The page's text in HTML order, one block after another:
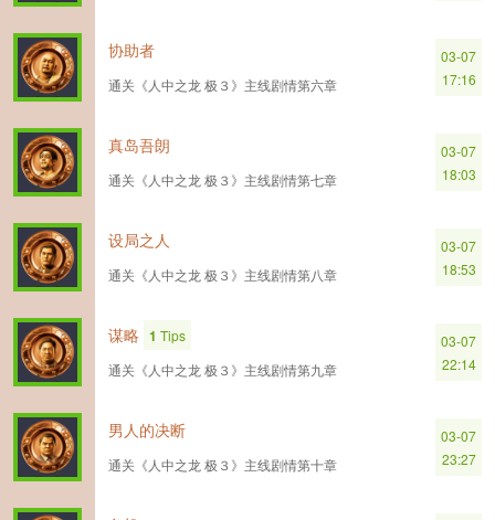
协助者
通关《人中之龙 极３》主线剧情第六章
03-07
17:16
真岛吾朗
通关《人中之龙 极３》主线剧情第七章
03-07
18:03
设局之人
通关《人中之龙 极３》主线剧情第八章
03-07
18:53
谋略 1 Tips
通关《人中之龙 极３》主线剧情第九章
03-07
22:14
男人的决断
通关《人中之龙 极３》主线剧情第十章
03-07
23:27